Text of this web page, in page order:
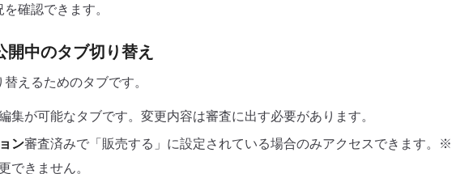
確認できます。
中のタブ切り替え
えるためのタブです。
集が可能なタブです。変更内容は審査に出す必要があります。
ン審査済みで「販売する」に設定されている場合のみアクセスできます。※
できません。